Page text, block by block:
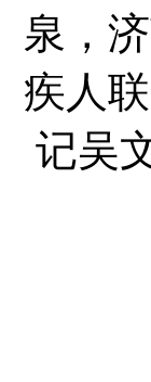
泉，
疾人
记吴